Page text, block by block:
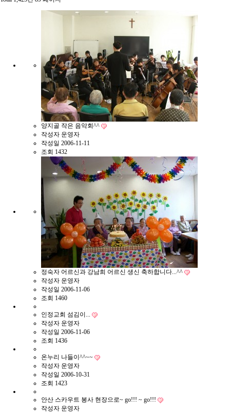
양지골 작은 음악회^^
작성자 운영자
작성일 2006-11-11
조회 1432
정숙자 어르신과 강남희 어르신 생신 축하합니다...^^
작성자 운영자
작성일 2006-11-06
조회 1460
인정교회 섬김이...
작성자 운영자
작성일 2006-11-06
조회 1436
온누리 나들이^^~~
작성자 운영자
작성일 2006-10-31
조회 1423
안산 스카우트 봉사 현장으로~ go!!! ~ go!!!
작성자 운영자